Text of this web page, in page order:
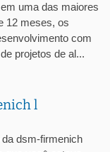
uma das maiores
12 meses, os
com
projetos de al...
l
dsm-firmenich